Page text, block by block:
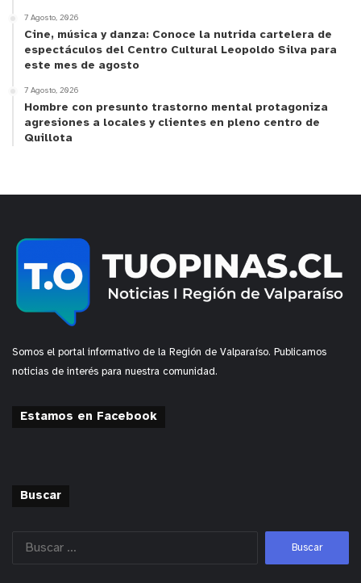
7 Agosto, 2026
Cine, música y danza: Conoce la nutrida cartelera de
espectáculos del Centro Cultural Leopoldo Silva para
este mes de agosto
7 Agosto, 2026
Hombre con presunto trastorno mental protagoniza
agresiones a locales y clientes en pleno centro de
Quillota
Somos el portal informativo de la Región de Valparaíso. Publicamos
noticias de interés para nuestra comunidad.
Estamos en Facebook
Buscar